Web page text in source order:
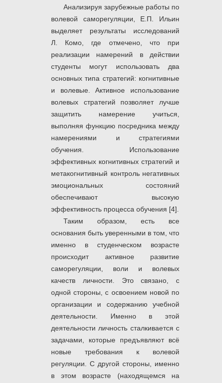
Анализируя зарубежные работы по
волевой саморегуляции, Е.П. Ильин
выделяет результаты исследований
Л. Комо, где отмечено, что при
реализации намерений в действии
студенты могут использовать два
основных типа стратегий: когнитивные
и волевые. Активное использование
волевых стратегий позволяет лучше
защитить намерение учиться,
выполняя функцию посредника между
намерениями и стратегиями
обучения. Использование
эффективных когнитивных стратегий и
метакогнитивный контроль негативных
эмоциональных состояний
обеспечивают высокую
эффективность процесса обучения [4].
Таким образом, есть все
основания быть уверенными в том, что
именно в студенческом возрасте
происходит активное развитие
саморегуляции, воли и волевых
качеств личности. Это связано, с
одной стороны, с освоением новой по
организации и содержанию учебной
деятельности. Именно в этой
деятельности личность сталкивается с
задачами, которые предъявляют всё
новые требования к волевой
регуляции. С другой стороны, именно
в этом возрасте (находящемся на